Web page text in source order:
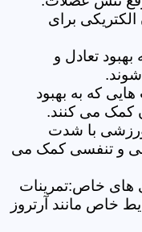
الکتریکی برای
بهبود تعادل و
که به بهبود
کمک می کنند.
ورزشی با شدت
و تنفسی کمک می
های خاص:تمرینات
خاص مانند آرتروز